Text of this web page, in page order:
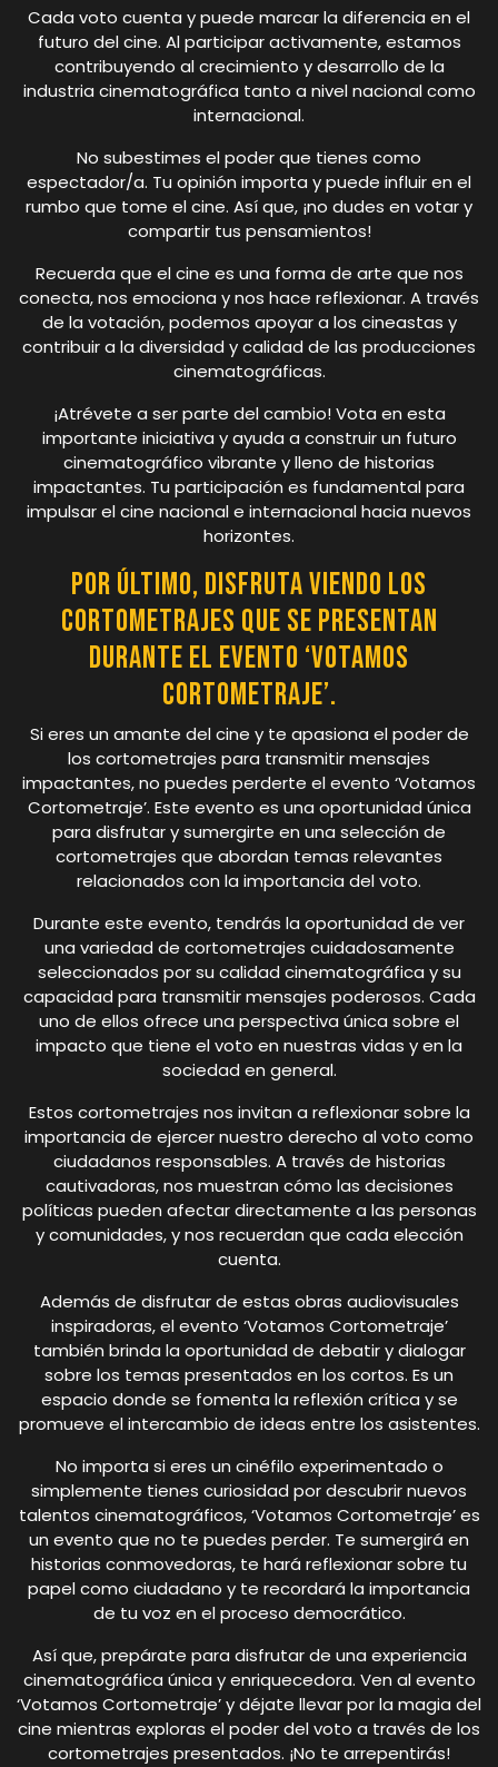
Cada voto cuenta y puede marcar la diferencia en el
futuro del cine. Al participar activamente, estamos
contribuyendo al crecimiento y desarrollo de la
industria cinematográfica tanto a nivel nacional como
internacional.
No subestimes el poder que tienes como
espectador/a. Tu opinión importa y puede influir en el
rumbo que tome el cine. Así que, ¡no dudes en votar y
compartir tus pensamientos!
Recuerda que el cine es una forma de arte que nos
conecta, nos emociona y nos hace reflexionar. A través
de la votación, podemos apoyar a los cineastas y
contribuir a la diversidad y calidad de las producciones
cinematográficas.
¡Atrévete a ser parte del cambio! Vota en esta
importante iniciativa y ayuda a construir un futuro
cinematográfico vibrante y lleno de historias
impactantes. Tu participación es fundamental para
impulsar el cine nacional e internacional hacia nuevos
horizontes.
Por último, disfruta viendo los
cortometrajes que se presentan
durante el evento ‘Votamos
Cortometraje’.
Si eres un amante del cine y te apasiona el poder de
los cortometrajes para transmitir mensajes
impactantes, no puedes perderte el evento ‘Votamos
Cortometraje’. Este evento es una oportunidad única
para disfrutar y sumergirte en una selección de
cortometrajes que abordan temas relevantes
relacionados con la importancia del voto.
Durante este evento, tendrás la oportunidad de ver
una variedad de cortometrajes cuidadosamente
seleccionados por su calidad cinematográfica y su
capacidad para transmitir mensajes poderosos. Cada
uno de ellos ofrece una perspectiva única sobre el
impacto que tiene el voto en nuestras vidas y en la
sociedad en general.
Estos cortometrajes nos invitan a reflexionar sobre la
importancia de ejercer nuestro derecho al voto como
ciudadanos responsables. A través de historias
cautivadoras, nos muestran cómo las decisiones
políticas pueden afectar directamente a las personas
y comunidades, y nos recuerdan que cada elección
cuenta.
Además de disfrutar de estas obras audiovisuales
inspiradoras, el evento ‘Votamos Cortometraje’
también brinda la oportunidad de debatir y dialogar
sobre los temas presentados en los cortos. Es un
espacio donde se fomenta la reflexión crítica y se
promueve el intercambio de ideas entre los asistentes.
No importa si eres un cinéfilo experimentado o
simplemente tienes curiosidad por descubrir nuevos
talentos cinematográficos, ‘Votamos Cortometraje’ es
un evento que no te puedes perder. Te sumergirá en
historias conmovedoras, te hará reflexionar sobre tu
papel como ciudadano y te recordará la importancia
de tu voz en el proceso democrático.
Así que, prepárate para disfrutar de una experiencia
cinematográfica única y enriquecedora. Ven al evento
‘Votamos Cortometraje’ y déjate llevar por la magia del
cine mientras exploras el poder del voto a través de los
cortometrajes presentados. ¡No te arrepentirás!